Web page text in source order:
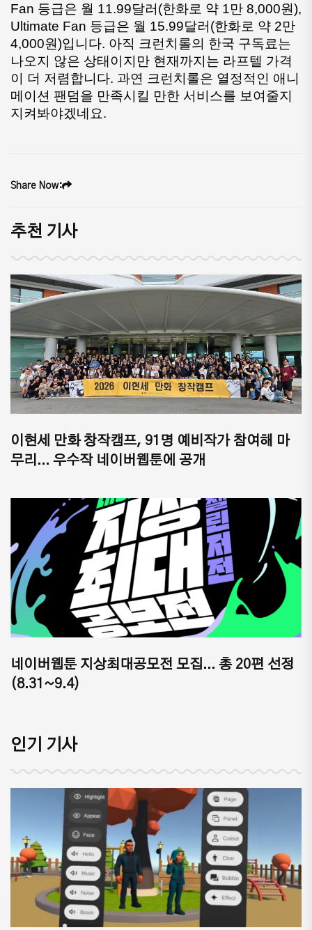
Fan 등급은 월 11.99달러(한화로 약 1만 8,000원),
Ultimate Fan 등급은 월 15.99달러(한화로 약 2만
4,000원)입니다. 아직 크런치롤의 한국 구독료는
나오지 않은 상태이지만 현재까지는 라프텔 가격
이 더 저렴합니다. 과연 크런치롤은 열정적인 애니
메이션 팬덤을 만족시킬 만한 서비스를 보여줄지
지켜봐야겠네요.
Share Now:
추천 기사
이현세 만화 창작캠프, 91명 예비작가 참여해 마
무리... 우수작 네이버웹툰에 공개
네이버웹툰 지상최대공모전 모집... 총 20편 선정
(8.31~9.4)
인기 기사